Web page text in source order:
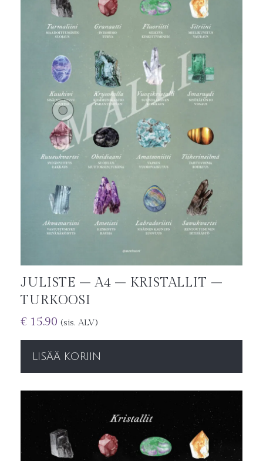
JULISTE – A4 – KRISTALLIT –
TURKOOSI
€ 15.90 (sis. ALV)
LISÄÄ KORIIN